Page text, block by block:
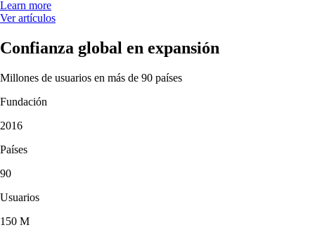
Learn more
Ver artículos
Confianza global en expansión
Millones de usuarios en más de 90 países
Fundación
2016
Países
90
Usuarios
150 M